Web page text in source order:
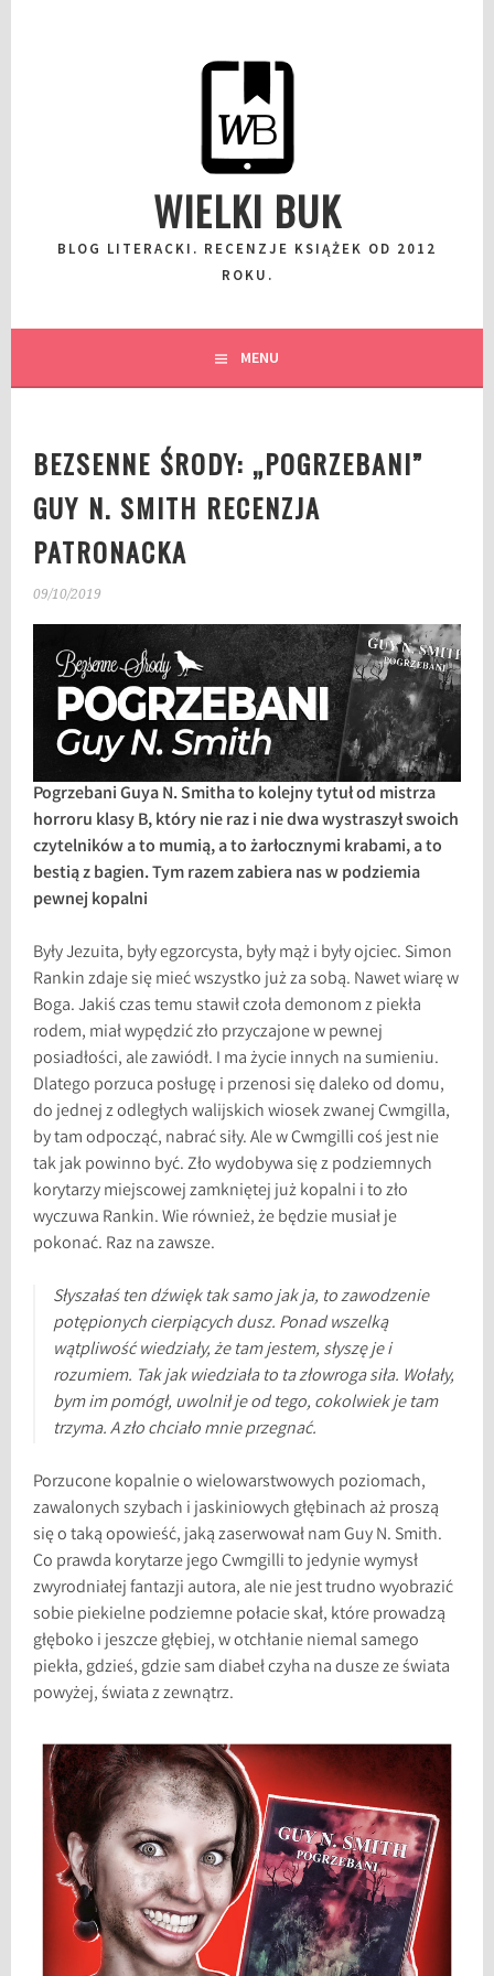
WIELKI BUK
BLOG LITERACKI. RECENZJE KSIĄŻEK OD 2012
ROKU.
MENU
BEZSENNE ŚRODY: „POGRZEBANI”
GUY N. SMITH RECENZJA
PATRONACKA
09/10/2019
Pogrzebani Guya N. Smitha to kolejny tytuł od mistrza
horroru klasy B, który nie raz i nie dwa wystraszył swoich
czytelników a to mumią, a to żarłocznymi krabami, a to
bestią z bagien. Tym razem zabiera nas w podziemia
pewnej kopalni
Były Jezuita, były egzorcysta, były mąż i były ojciec. Simon
Rankin zdaje się mieć wszystko już za sobą. Nawet wiarę w
Boga. Jakiś czas temu stawił czoła demonom z piekła
rodem, miał wypędzić zło przyczajone w pewnej
posiadłości, ale zawiódł. I ma życie innych na sumieniu.
Dlatego porzuca posługę i przenosi się daleko od domu,
do jednej z odległych walijskich wiosek zwanej Cwmgilla,
by tam odpocząć, nabrać siły. Ale w Cwmgilli coś jest nie
tak jak powinno być. Zło wydobywa się z podziemnych
korytarzy miejscowej zamkniętej już kopalni i to zło
wyczuwa Rankin. Wie również, że będzie musiał je
pokonać. Raz na zawsze.
Słyszałaś ten dźwięk tak samo jak ja, to zawodzenie
potępionych cierpiących dusz. Ponad wszelką
wątpliwość wiedziały, że tam jestem, słyszę je i
rozumiem. Tak jak wiedziała to ta złowroga siła. Wołały,
bym im pomógł, uwolnił je od tego, cokolwiek je tam
trzyma. A zło chciało mnie przegnać.
Porzucone kopalnie o wielowarstwowych poziomach,
zawalonych szybach i jaskiniowych głębinach aż proszą
się o taką opowieść, jaką zaserwował nam Guy N. Smith.
Co prawda korytarze jego Cwmgilli to jedynie wymysł
zwyrodniałej fantazji autora, ale nie jest trudno wyobrazić
sobie piekielne podziemne połacie skał, które prowadzą
głęboko i jeszcze głębiej, w otchłanie niemal samego
piekła, gdzieś, gdzie sam diabeł czyha na dusze ze świata
powyżej, świata z zewnątrz.